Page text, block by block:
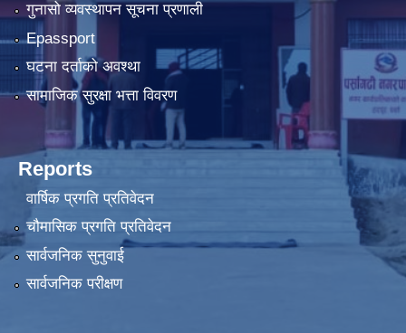
गुनासो व्यवस्थापन सूचना प्रणाली
Epassport
घटना दर्ताको अवश्था
सामाजिक सुरक्षा भत्ता विवरण
Reports
वार्षिक प्रगति प्रतिवेदन
चौमासिक प्रगति प्रतिवेदन
सार्वजनिक सुनुवाई
सार्वजनिक परीक्षण